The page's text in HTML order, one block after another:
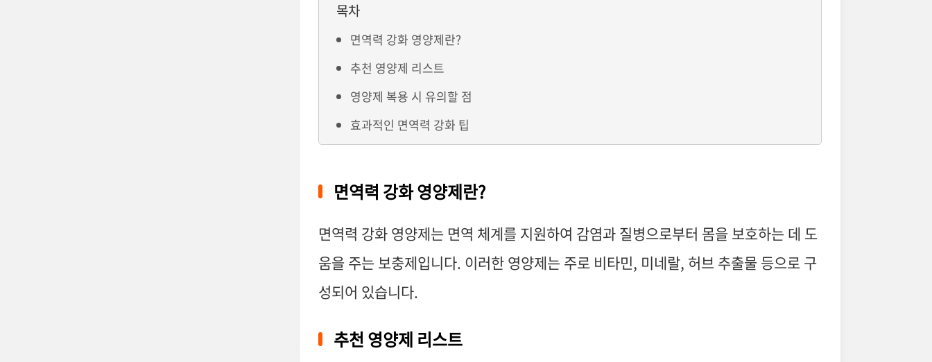
목차
면역력 강화 영양제란?
추천 영양제 리스트
영양제 복용 시 유의할 점
효과적인 면역력 강화 팁
면역력 강화 영양제란?
면역력 강화 영양제는 면역 체계를 지원하여 감염과 질병으로부터 몸을 보호하는 데 도
움을 주는 보충제입니다. 이러한 영양제는 주로 비타민, 미네랄, 허브 추출물 등으로 구
성되어 있습니다.
추천 영양제 리스트